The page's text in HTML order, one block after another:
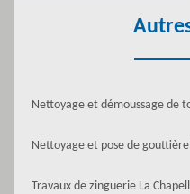
Nettoyage et démoussage de
Nettoyage et pose de
Travaux de zinguerie La